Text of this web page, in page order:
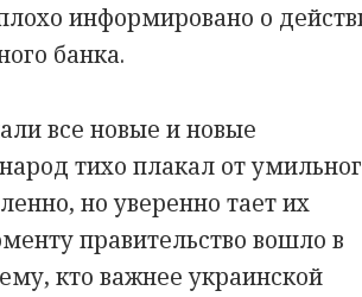
информировано о
банка.
все новые и новые
тихо плакал от
но уверенно тает их
правительство вошло в
кто важнее украинской